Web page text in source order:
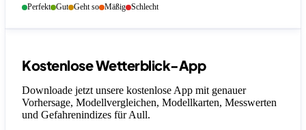
Perfekt Gut Geht so Mäßig Schlecht
Kostenlose Wetterblick-App
Downloade jetzt unsere kostenlose App mit genauer
Vorhersage, Modellvergleichen, Modellkarten, Messwerten
und Gefahrenindizes für Aull.